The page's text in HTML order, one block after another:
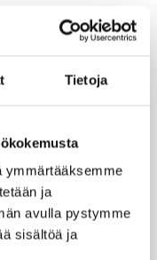
Tietoja
ymmärtääksemme
ja
avulla pystymme
sisältöä ja
toimesta
– luotettavasti,